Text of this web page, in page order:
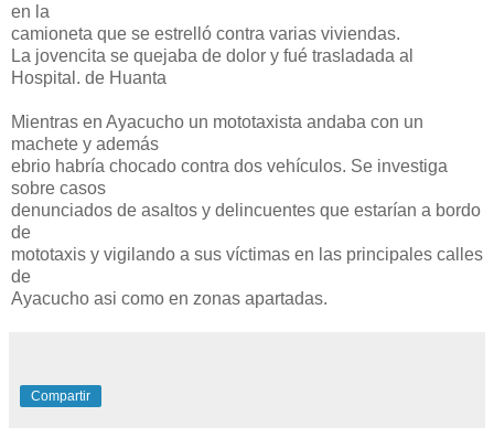
en la
camioneta que se estrelló contra varias viviendas.
La jovencita se quejaba de dolor y fué trasladada al
Hospital. de Huanta
Mientras en Ayacucho un mototaxista andaba con un
machete y además
ebrio habría chocado contra dos vehículos. Se investiga
sobre casos
denunciados de asaltos y delincuentes que estarían a bordo
de
mototaxis y vigilando a sus víctimas en las principales calles
de
Ayacucho asi como en zonas apartadas.
Compartir